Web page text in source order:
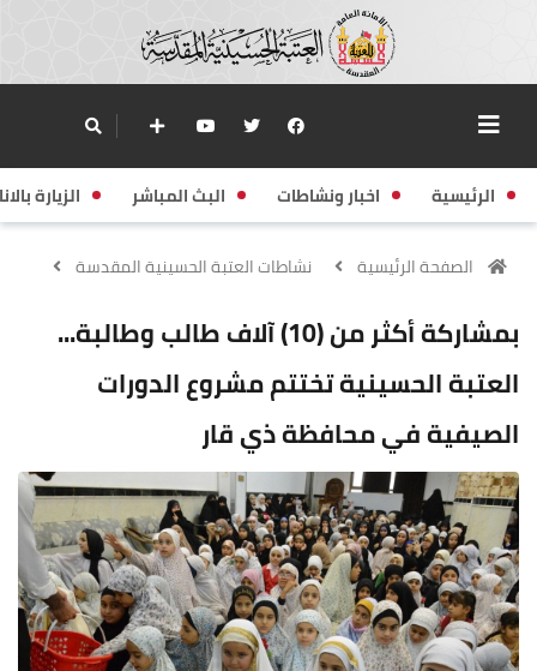
الرئيسية اخبار ونشاطات البث المباشر الزيارة
الصفحة الرئيسية نشاطات العتبة الحسينية المقدسة
بمشاركة أكثر من (10) آلاف طالب وطالبة...
العتبة الحسينية تختتم مشروع الدورات
الصيفية في محافظة ذي قار